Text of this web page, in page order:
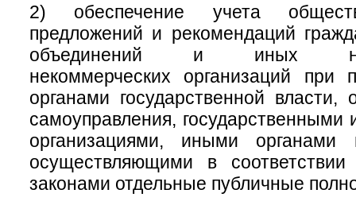
2) обеспечение учета
предложений и рекомендаций
объединений и иных
некоммерческих организаций при
органами государственной власти,
самоуправления,
организациями, иными органами
осуществляющими в
законами отдельные публичные